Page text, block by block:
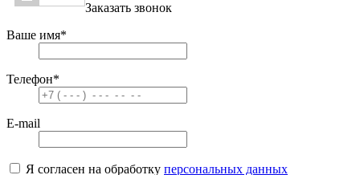
Заказать звонок
Ваше имя*
Телефон*
E-mail
Я согласен на обработку персональных данных